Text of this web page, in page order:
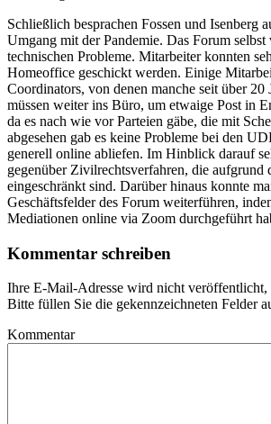
Schließlich besprachen Fossen und Isenberg
Umgang mit der Pandemie. Das Forum selbst
technischen Probleme. Mitarbeiter konnten
Homeoffice geschickt werden. Einige
Coordinators, von denen manche seit über 20
müssen weiter ins Büro, um etwaige Post in
da es nach wie vor Parteien gäbe, die mit
abgesehen gab es keine Probleme bei den
generell online abliefen. Im Hinblick darauf
gegenüber Zivilrechtsverfahren, die aufgrund
eingeschränkt sind. Darüber hinaus konnte
Geschäftsfelder des Forum weiterführen,
Mediationen online via Zoom durchgeführt
Kommentar schreiben
Ihre E-Mail-Adresse wird nicht veröffentlicht,
Bitte füllen Sie die gekennzeichneten Felder
Kommentar